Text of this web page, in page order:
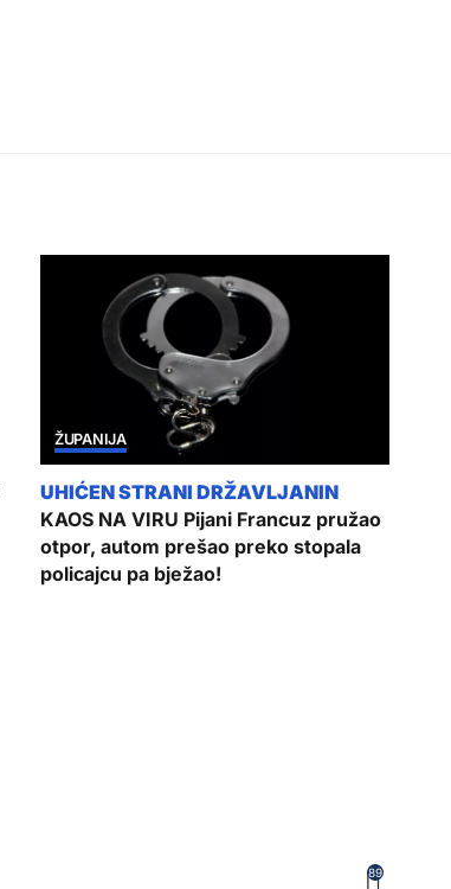
ŽUPANIJA
KAOS NA VIRU Pijani Francuz pružao
otpor, autom prešao preko stopala
policajcu pa bježao!
89